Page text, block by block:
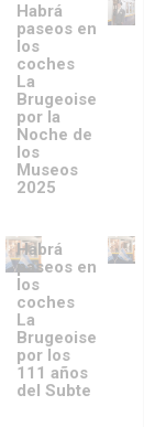
Habrá
paseos en
los
coches
La
Brugeoise
por la
Noche de
los
Museos
2025
Habrá
paseos en
los
coches
La
Brugeoise
por los
111 años
del Subte